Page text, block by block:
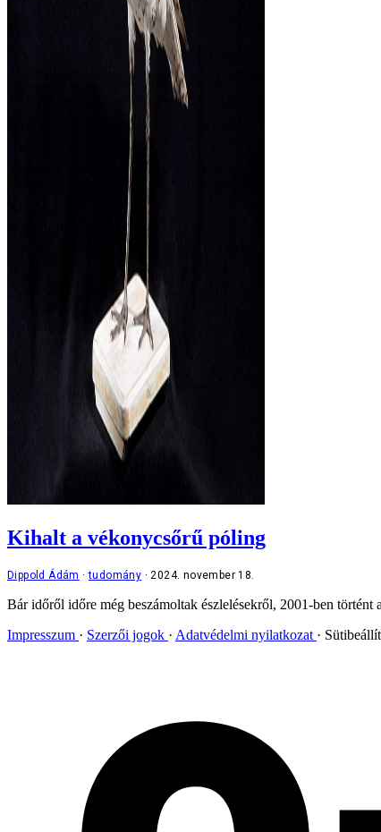
Kihalt a vékonycsőrű póling
Dippold Ádám tudomány 2024. november 18.
Bár időről időre még beszámoltak észlelésekről, 2001-ben
Impresszum
Szerzői jogok Adatvédelmi nyilatkozat